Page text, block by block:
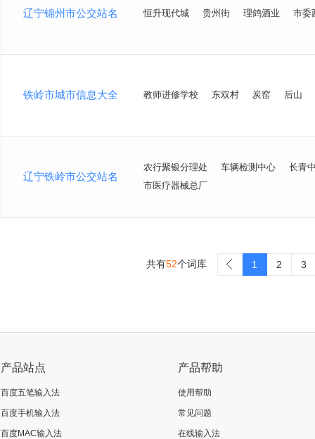
辽宁锦州市公交站名 恒升现代城 贵州街 理鸽酒业 市委
铁岭市城市信息大全 教师进修学校 东双村 炭窑 后山
辽宁铁岭市公交站名
农行聚银分理处 车辆检测中心
长青
市医疗器械总厂
共有52个词库 1 2 3
产品站点
百度五笔输入法
百度手机输入法
百度MAC输入法
产品帮助
使用帮助
常见问题
在线输入法